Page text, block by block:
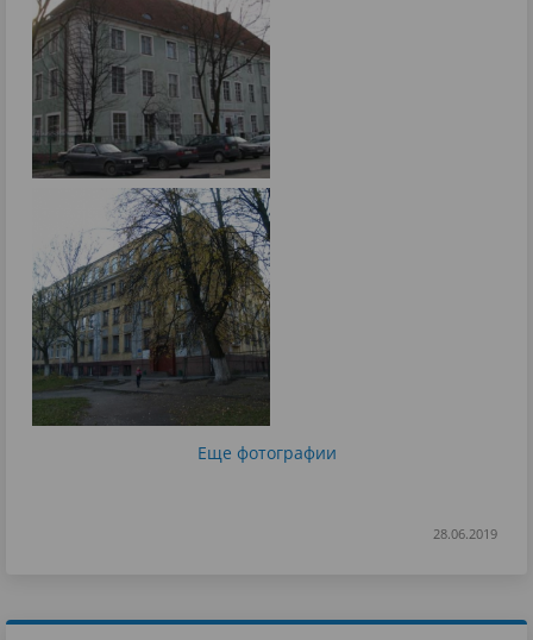
Еще фотографии
28.06.2019